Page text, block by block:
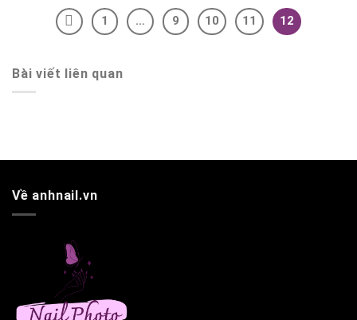
1 … 9 10 11 12
Bài viết liên quan
Về anhnail.vn